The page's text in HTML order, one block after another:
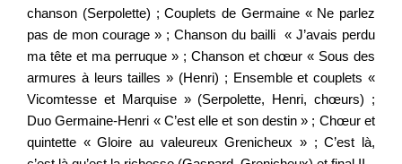
chanson (Serpolette) ; Couplets de Germaine « Ne parlez
pas de mon courage » ; Chanson du bailli « J’avais perdu
ma tête et ma perruque » ; Chanson et chœur « Sous des
armures à leurs tailles » (Henri) ; Ensemble et couplets «
Vicomtesse et Marquise » (Serpolette, Henri, chœurs) ;
Duo Germaine-Henri « C’est elle et son destin » ; Chœur et
quintette « Gloire au valeureux Grenicheux » ; C’est là,